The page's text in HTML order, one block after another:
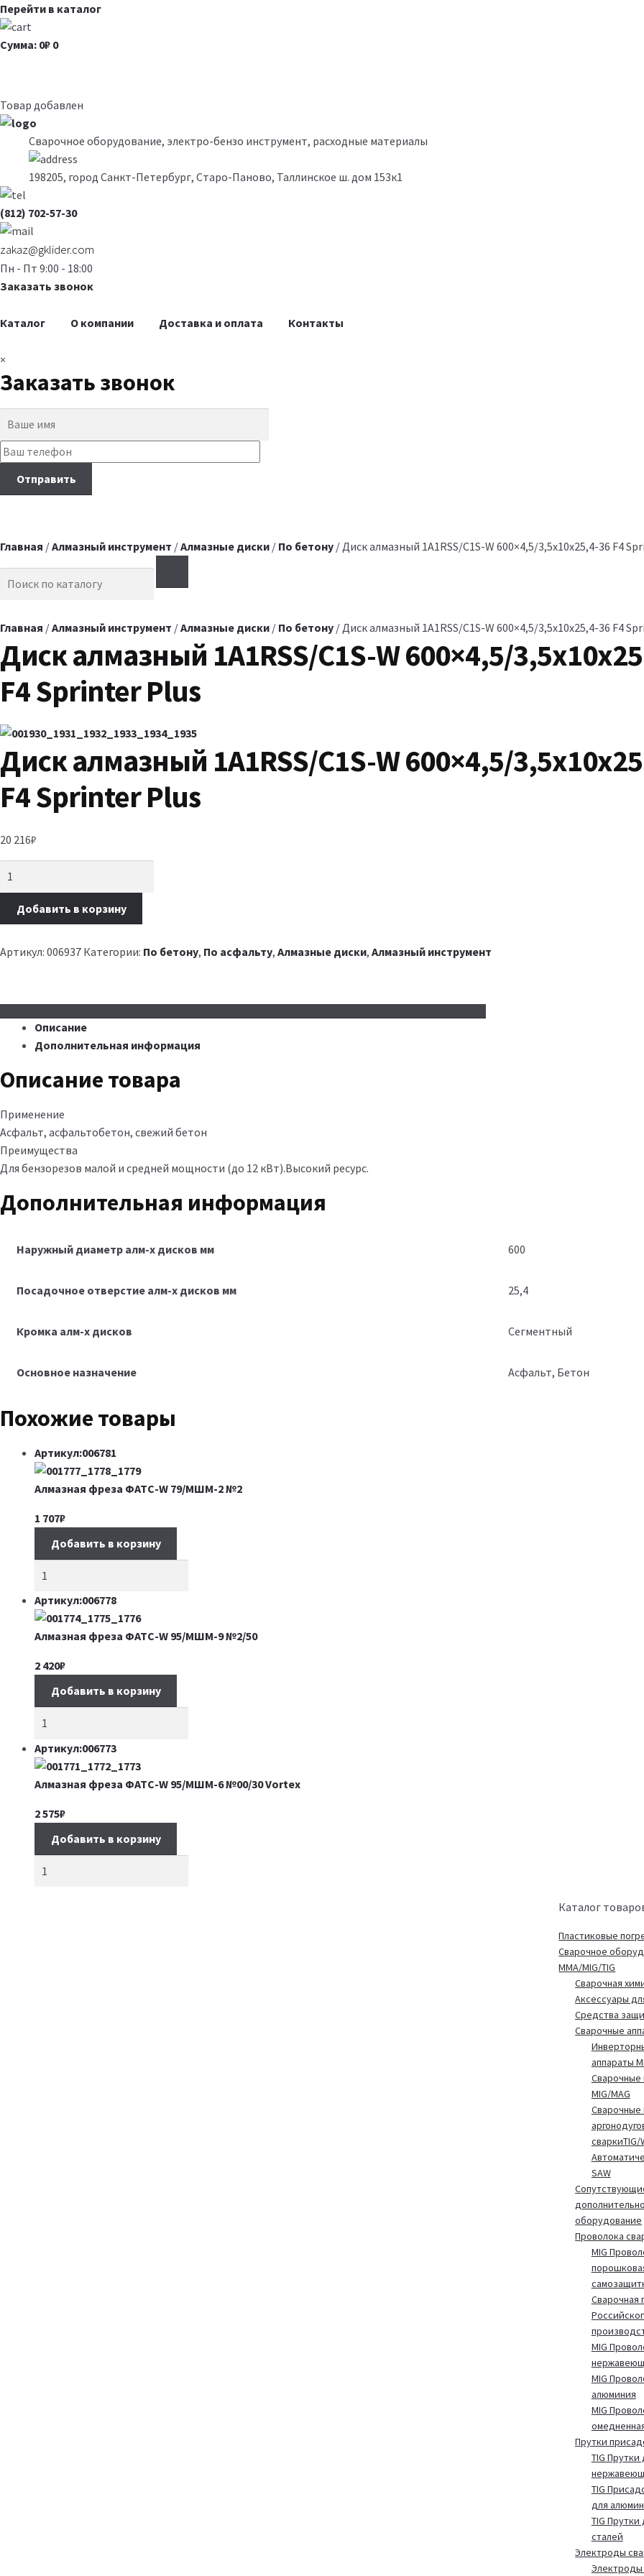
Перейти в каталог
Сумма: 0₽ 0
Товар добавлен
Сварочное оборудование, электро-бензо инструмент, расходные материалы
198205, город Санкт-Петербург, Старо-Паново, Таллинское ш. дом 153к1
(812) 702-57-30
zakaz@gklider.com
Пн - Пт 9:00 - 18:00
Заказать звонок
Каталог О компании Доставка и оплата Контакты
×
Заказать звонок
Главная /Алмазный инструмент /Алмазные диски / По бетону / Диск алмазный 1A1RSS/C1S-W 600×4,5/3,5x10x25,4-36 F4
Search for:
Главная /Алмазный инструмент /Алмазные диски / По бетону / Диск алмазный 1A1RSS/C1S-W 600×4,5/3,5x10x25,4-36 F4
Диск алмазный 1A1RSS/C1S-W 600×4,5/
F4 Sprinter Plus
Диск алмазный 1A1RSS/C1S-W 600×4,5/
F4 Sprinter Plus
20 216₽
Добавить в корзину
Артикул: 006937 Категории: По бетону, По асфальту, Алмазные диски, Алмазный инструмент
Описание
Дополнительная информация
Описание товара
Применение
Асфальт, асфальтобетон, свежий бетон
Преимущества
Для бензорезов малой и средней мощности (до 12 кВт).Высокий ресурс.
Дополнительная информация
Наружный диаметр алм-х дисков мм 600
Посадочное отверстие алм-х дисков мм 25,4
Кромка алм-х дисков Сегментный
Основное назначение Асфальт, Бетон
Похожие товары
Артикул:006781
Алмазная фреза ФАТС-W 79/МШМ-2 №2
1 707₽
Добавить в корзину
Артикул:006778
Алмазная фреза ФАТС-W 95/МШМ-9 №2/50
2 420₽
Добавить в корзину
Артикул:006773
Алмазная фреза ФАТС-W 95/МШМ-6 №00/30 Vortex
2 575₽
Добавить в корзину
Каталог
Пластиковые
Сварочное
MMA/MIG/TIG
Сварочная
Аксессуары
Средства
Сварочные
аппараты
Сварочные
MIG/MAG
Сварочные
сваркиTIG/
SAW
оборудование
Проволока
MIG
Сварочная
MIG
MIG
алюминия
MIG
Прутки
TIG Прутки
TIG
для
TIG Прутки
сталей
Электроды
Электроды